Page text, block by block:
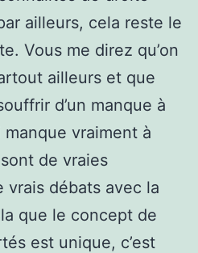
ailleurs, cela reste le
Vous me direz qu’on
ailleurs et que
d’un manque à
vraiment à
de vraies
débats avec la
que le concept de
est unique, c’est